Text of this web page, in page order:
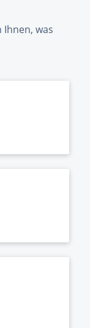
Ihnen, was